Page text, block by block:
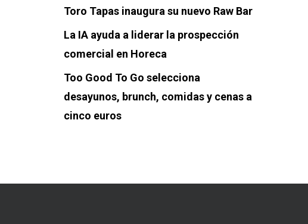
Toro Tapas inaugura su nuevo Raw Bar
La IA ayuda a liderar la prospección
comercial en Horeca
Too Good To Go selecciona
desayunos, brunch, comidas y cenas a
cinco euros